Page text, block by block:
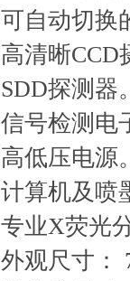
可自动切换
高清晰CCD
SDD探测器
信号检测电
高低压电源
计算机及喷
专业X荧光
外观尺寸：